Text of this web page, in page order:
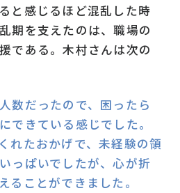
と感じるほど混乱した時
期を支えたのは、職場の
である。木村さんは次の
数だったので、困ったら
できている感じでした。
れたおかげで、未経験の領
っぱいでしたが、心が折
ることができました。